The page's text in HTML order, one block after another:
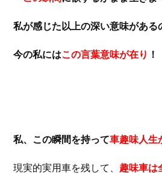
私が感じた以上の深い意味がある
今の私にはこの言葉意味が在り ！
私、この瞬間を持って車趣味人生
現実的実用車を残して、 趣味車は